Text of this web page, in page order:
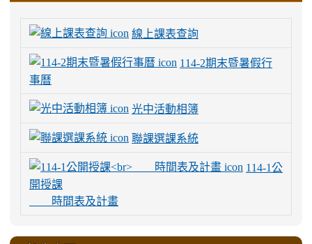
線上課表查詢
114-2期末暨暑假行
事曆
光中活動相簿
聯課選課系統
114-1公
開授課
時間表及計畫